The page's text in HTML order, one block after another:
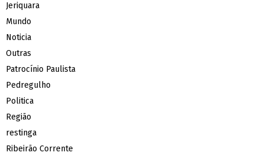
Jeriquara
Mundo
Noticia
Outras
Patrocínio Paulista
Pedregulho
Politica
Região
restinga
Ribeirão Corrente